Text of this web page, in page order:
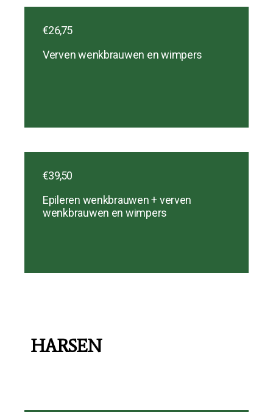
€26,75
Verven wenkbrauwen en wimpers
€39,50
Epileren wenkbrauwen + verven
wenkbrauwen en wimpers
HARSEN